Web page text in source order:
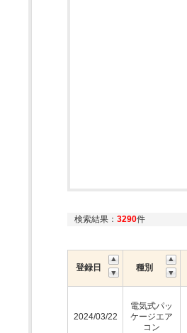
検索結果： 3290件
登録日 種別
2024/03/22
電気式パッ
ケージエア
コン